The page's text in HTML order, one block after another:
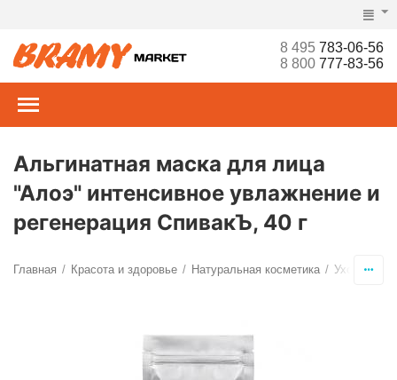
8 495783-06-56
8 800777-83-56
Альгинатная маска для лица
"Алоэ" интенсивное увлажнение и
регенерация СпивакЪ, 40 г
Главная / Красота и здоровье / Натуральная косметика / Уход за